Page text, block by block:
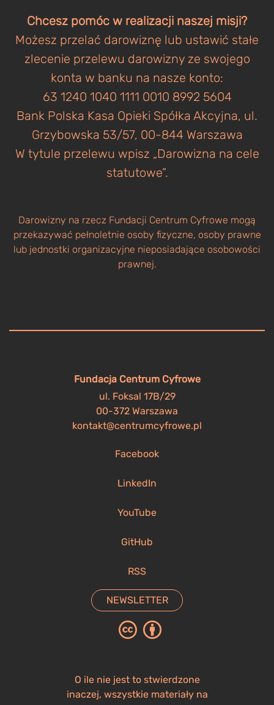
Chcesz pomóc w realizacji naszej misji?
Możesz przelać darowiznę lub ustawić stałe
zlecenie przelewu darowizny ze swojego
konta w banku na nasze konto:
63 1240 1040 1111 0010 8992 5604
Bank Polska Kasa Opieki Spółka Akcyjna, ul.
Grzybowska 53/57, 00-844 Warszawa
W tytule przelewu wpisz „Darowizna na cele
statutowe”.
Darowizny na rzecz Fundacji Centrum Cyfrowe mogą
przekazywać pełnoletnie osoby fizyczne, osoby prawne
lub jednostki organizacyjne nieposiadające osobowości
prawnej.
Fundacja Centrum Cyfrowe
ul. Foksal 17B/29
00-372 Warszawa
kontakt@centrumcyfrowe.pl
Facebook
LinkedIn
YouTube
GitHub
RSS
NEWSLETTER
O ile nie jest to stwierdzone
inaczej, wszystkie materiały na